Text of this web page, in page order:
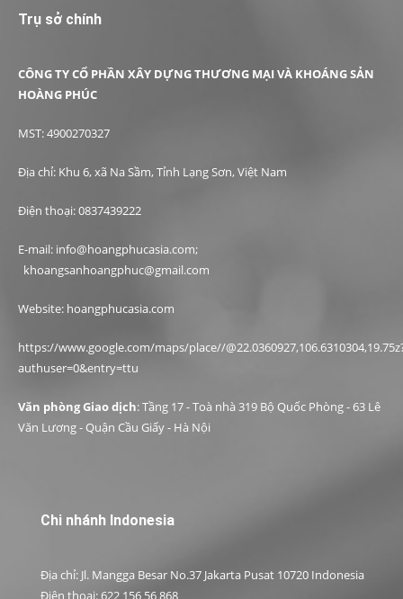
Trụ sở chính
CÔNG TY CỔ PHẦN XÂY DỰNG THƯƠNG MẠI VÀ KHOÁNG SẢN
HOÀNG PHÚC
MST: 4900270327
Địa chỉ: Khu 6, xã Na Sầm, Tỉnh Lạng Sơn, Việt Nam
Điện thoại: 0837439222
E-mail: info@hoangphucasia.com;
khoangsanhoangphuc@gmail.com
Website: hoangphucasia.com
https://www.google.com/maps/place//
authuser=0&entry=ttu
Văn phòng Giao dịch: Tầng 17 - Toà nhà 319 Bộ Quốc Phòng - 63 Lê
Văn Lương - Quận Cầu Giấy - Hà Nội
Chi nhánh Indonesia
Địa chỉ: Jl. Mangga Besar No.37 Jakarta Pusat 10720 Indonesia
Điện thoại: 622 156 56 868